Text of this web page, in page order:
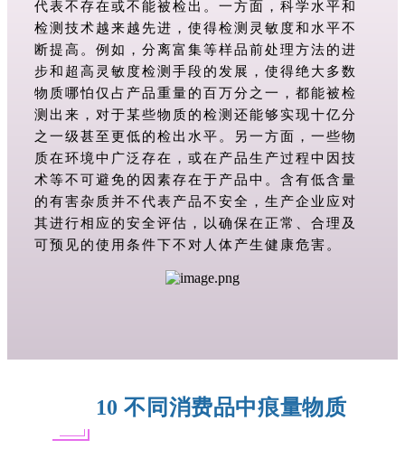
代表不存在或不能被检出。一方面，科学水平和
检测技术越来越先进，使得检测灵敏度和水平不
断提高。例如，分离富集等样品前处理方法的进
步和超高灵敏度检测手段的发展，使得绝大多数
物质哪怕仅占产品重量的百万分之一，都能被检
测出来，对于某些物质的检测还能够实现十亿分
之一级甚至更低的检出水平。另一方面，一些物
质在环境中广泛存在，或在产品生产过程中因技
术等不可避免的因素存在于产品中。含有低含量
的有害杂质并不代表产品不安全，生产企业应对
其进行相应的安全评估，以确保在正常、合理及
可预见的使用条件下不对人体产生健康危害。
10 不同消费品中痕量物质